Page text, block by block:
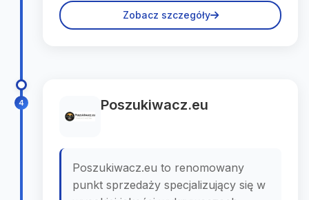
Zobacz szczegóły
4 Poszukiwacz.eu
Poszukiwacz.eu to renomowany
punkt sprzedaży specjalizujący się w